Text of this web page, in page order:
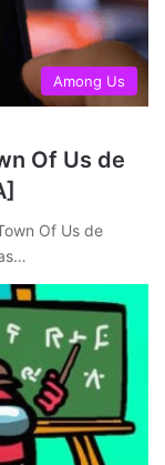
Among Us
Of Us de
Of Us de